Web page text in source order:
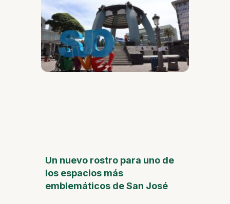
Un nuevo rostro para uno de
los espacios más
emblemáticos de San José